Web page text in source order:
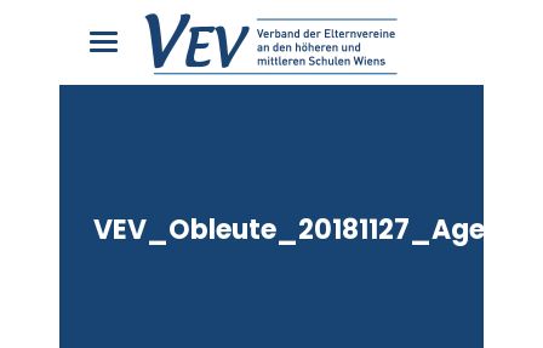
VEV_Obleute_20181127_Agenda